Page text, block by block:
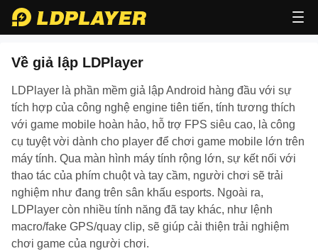
LDPlayer 9
Tính tương thích & tính ổn định vượt
bậc!
Giả lập tốt nhất lịch sử!
download ldplayer
Tải LDPlayer
LDPLAYER
Miễn phí
Tính tương thích & tính ổn định vượt bậc!
Giả lập tốt nhất lịch sử!
Về giả lập LDPlayer
LDPlayer là phần mềm giả lập Android hàng đầu với sự
tích hợp của công nghệ engine tiên tiến, tính tương thích
với game mobile hoàn hảo, hỗ trợ FPS siêu cao, là công
cụ tuyệt vời dành cho player để chơi game mobile lớn trên
máy tính. Qua màn hình máy tính rộng lớn, sự kết nối với
thao tác của phím chuột và tay cầm, người chơi sẽ trải
nghiệm như đang trên sân khấu esports. Ngoài ra,
LDPlayer còn nhiều tính năng đã tay khác, như lệnh
macro/fake GPS/quay clip, sẽ giúp cải thiện trải nghiệm
chơi game của người chơi.